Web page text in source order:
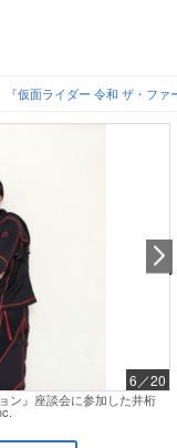
『仮面ライダー 令和 ザ・フ
6／20
ン』座談会に参加した井桁